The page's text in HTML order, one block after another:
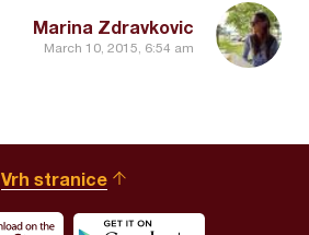
Marina Zdravkovic
March 10, 2015, 6:54 am
Vrh stranice